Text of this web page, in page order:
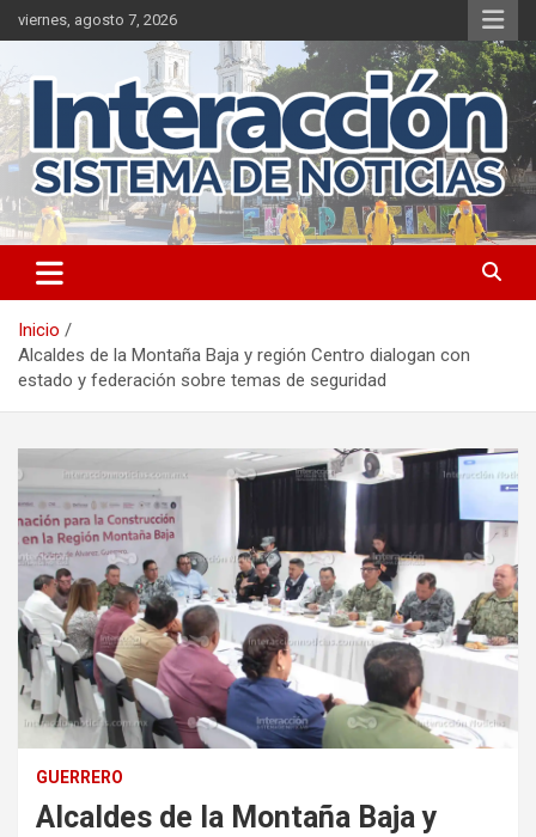
Saltar
al
viernes, agosto 7, 2026
Inicio
Alcaldes de la Montaña Baja y región Centro dialogan con
estado y federación sobre temas de seguridad
GUERRERO
Alcaldes de la Montaña Baja y